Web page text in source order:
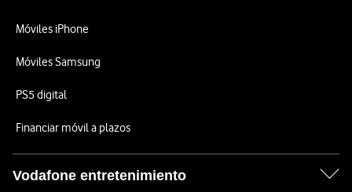
Móviles iPhone
Móviles Samsung
PS5 digital
Financiar móvil a plazos
Vodafone entretenimiento